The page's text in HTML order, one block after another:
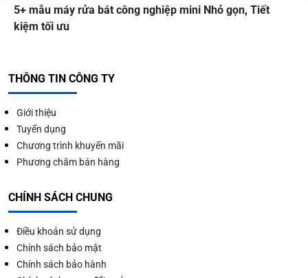
5+ mẫu máy rửa bát công nghiệp mini Nhỏ gọn, Tiết
kiệm tối ưu
THÔNG TIN CÔNG TY
Giới thiệu
Tuyển dụng
Chương trình khuyến mãi
Phương châm bán hàng
CHÍNH SÁCH CHUNG
Điều khoản sử dụng
Chính sách bảo mật
Chính sách bảo hành